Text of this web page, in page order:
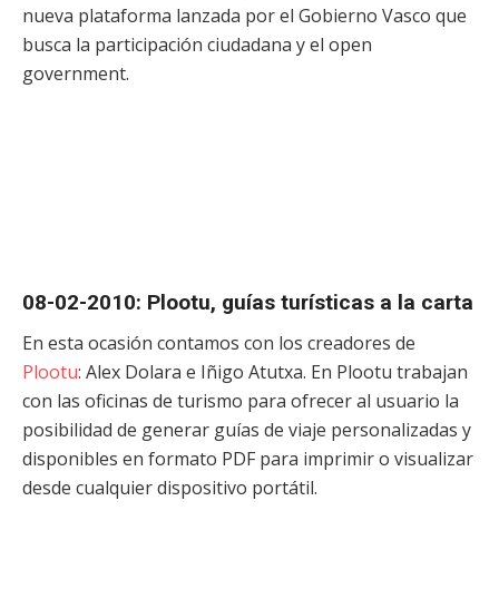
nueva plataforma lanzada por el Gobierno Vasco que
busca la participación ciudadana y el open
government.
08-02-2010: Plootu, guías turísticas a la carta
En esta ocasión contamos con los creadores de
Plootu: Alex Dolara e Iñigo Atutxa. En Plootu trabajan
con las oficinas de turismo para ofrecer al usuario la
posibilidad de generar guías de viaje personalizadas y
disponibles en formato PDF para imprimir o visualizar
desde cualquier dispositivo portátil.